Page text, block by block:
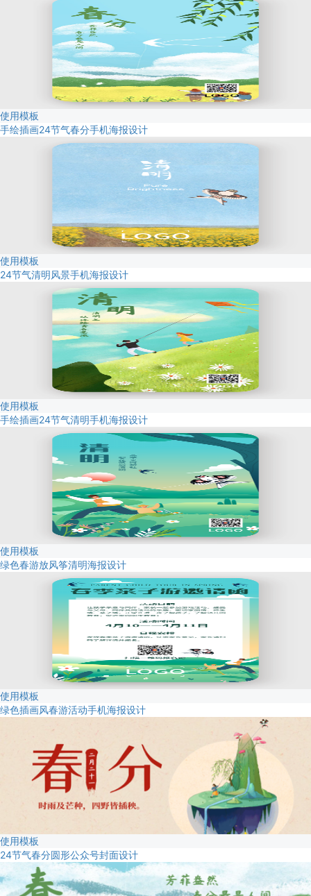
使用模板
手绘插画24节气春分手机海报设计
使用模板
24节气清明风景手机海报设计
使用模板
手绘插画24节气清明手机海报设计
使用模板
绿色春游放风筝清明海报设计
使用模板
绿色插画风春游活动手机海报设计
使用模板
24节气春分圆形公众号封面设计